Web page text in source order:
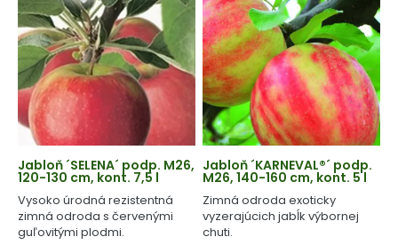
Jabloň ´SELENA´ podp. M26,
120-130 cm, kont. 7,5 l
Vysoko úrodná rezistentná
zimná odroda s červenými
guľovitými plodmi.
Jabloň ´KARNEVAL®´ podp.
M26, 140-160 cm, kont. 5 l
Zimná odroda exoticky
vyzerajúcich jabĺk výbornej
chuti.